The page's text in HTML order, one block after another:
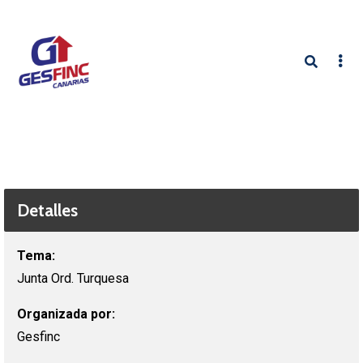
Detalles
Tema:
Junta Ord. Turquesa
Organizada por:
Gesfinc